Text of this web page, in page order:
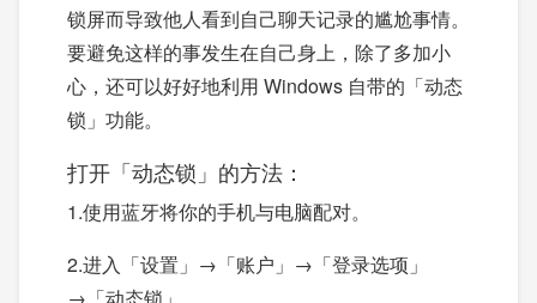
锁屏而导致他人看到自己聊天记录的尴尬事情。
要避免这样的事发生在自己身上，除了多加小
心，还可以好好地利用 Windows 自带的「动态
锁」功能。
打开「动态锁」的方法：
1.使用蓝牙将你的手机与电脑配对。
2.进入「设置」→「账户」→「登录选项」